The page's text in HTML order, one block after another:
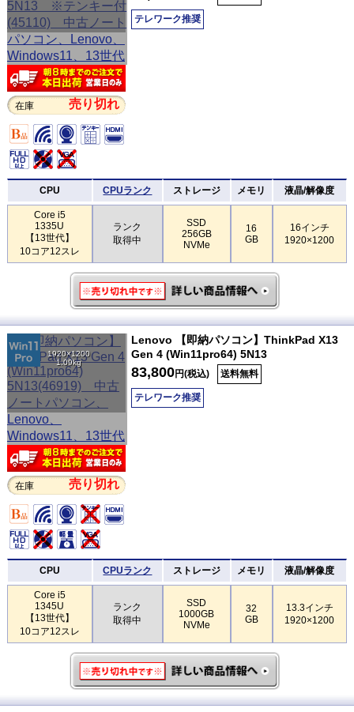
在庫 売り切れ
テレワーク推奨
CPU CPUランク ストレージ メモリ 液晶/解像度
Core i5
1335U
【13世代】
10コア12スレ
ランク
取得中
SSD
256GB
NVMe
16
GB
16インチ
1920×1200
1920×1200
1.09kg
在庫 売り切れ
Lenovo 【即納パソコン】ThinkPad X13
Gen 4 (Win11pro64) 5N13
83,800円(税込) 送料無料
テレワーク推奨
CPU CPUランク ストレージ メモリ 液晶/解像度
Core i5
1345U
【13世代】
10コア12スレ
ランク
取得中
SSD
1000GB
NVMe
32
GB
13.3インチ
1920×1200